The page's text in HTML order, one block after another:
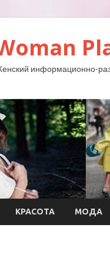
информационно-
КРАСОТА МОДА